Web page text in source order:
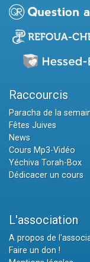
Raccourcis
Paracha de la
Fêtes Juives
News
Cours Mp3-Vidéo
Yéchiva Torah-Box
Dédicacer un cours
L'association
A propos de
Faire un don !